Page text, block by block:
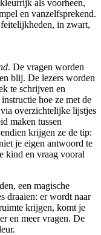
als voorheen,
en vanzelfsprekend.
in zwart,
. De vragen worden
blij. De lezers worden
te schrijven en
hoe ze met de
overzichtelijke lijstjes
maken tussen
krijgen ze de tip:
je eigen antwoord te
kind en vraag vooral
een magische
draaien: er wordt naar
krijgen, komt je
en meer vragen. De